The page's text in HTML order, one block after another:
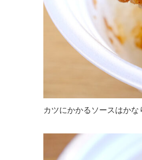
カツにかかるソースはかな